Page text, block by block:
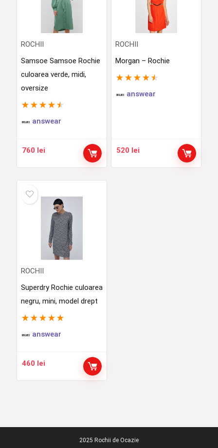
ROCHII
Samsoe Samsoe Rochie
culoarea verde, midi,
oversize
★ ★ ★ ★ ★
answear
760 lei
ROCHII
Morgan – Rochie
★ ★ ★ ★ ★
answear
520 lei
ROCHII
Superdry Rochie culoarea
negru, mini, model drept
★ ★ ★ ★ ★
answear
460 lei
2025 Rochii de Ocazie